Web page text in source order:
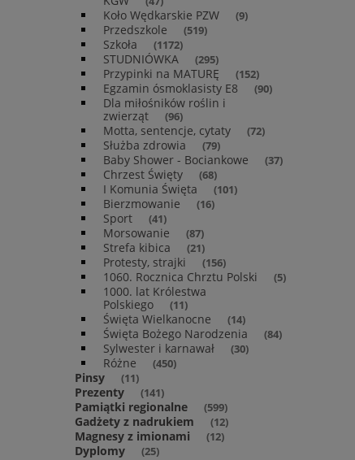
Koło Wędkarskie PZW (9)
Przedszkole (519)
Szkoła (1172)
STUDNIÓWKA (295)
Przypinki na MATURĘ (152)
Egzamin ósmoklasisty E8 (90)
Dla miłośników roślin i
zwierząt
(96)
Motta, sentencje, cytaty (72)
Służba zdrowia (79)
Baby Shower - Bociankowe (37)
Chrzest Święty (68)
I Komunia Święta (101)
Bierzmowanie (16)
Sport (41)
Morsowanie (87)
Strefa kibica (21)
Protesty, strajki (156)
1060. Rocznica Chrztu Polski (5)
1000. lat Królestwa
Polskiego
(11)
Święta Wielkanocne (14)
Święta Bożego Narodzenia (84)
Sylwester i karnawał (30)
Różne (450)
Pinsy (11)
Prezenty (141)
Pamiątki regionalne (599)
Gadżety z nadrukiem (12)
Magnesy z imionami (12)
Dyplomy (25)